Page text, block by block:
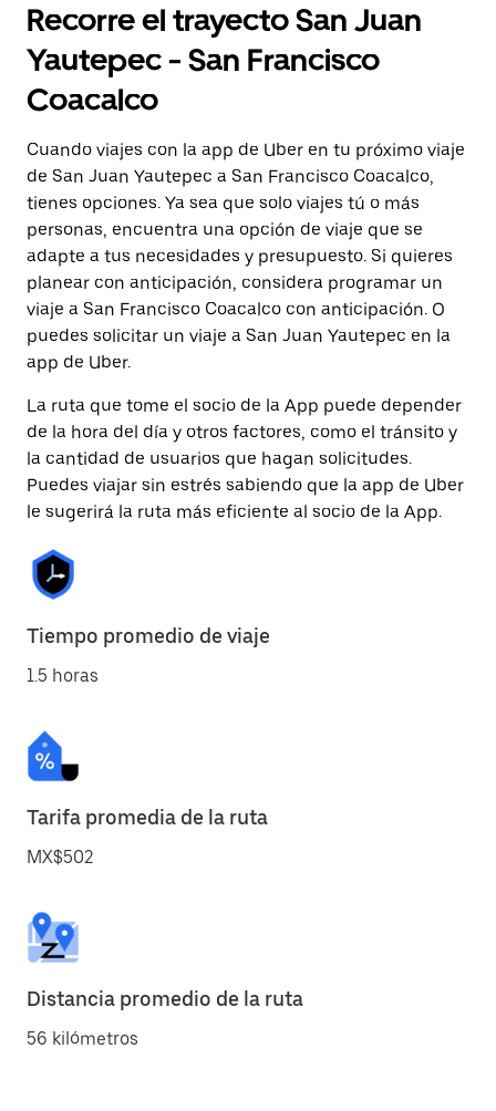
Recorre el trayecto San Juan
Yautepec - San Francisco
Coacalco
Cuando viajes con la app de Uber en tu próximo viaje
de San Juan Yautepec a San Francisco Coacalco,
tienes opciones. Ya sea que solo viajes tú o más
personas, encuentra una opción de viaje que se
adapte a tus necesidades y presupuesto. Si quieres
planear con anticipación, considera programar un
viaje a San Francisco Coacalco con anticipación. O
puedes solicitar un viaje a San Juan Yautepec en la
app de Uber.
La ruta que tome el socio de la App puede depender
de la hora del día y otros factores, como el tránsito y
la cantidad de usuarios que hagan solicitudes.
Puedes viajar sin estrés sabiendo que la app de Uber
le sugerirá la ruta más eficiente al socio de la App.
Tiempo promedio de viaje
1.5 horas
Tarifa promedia de la ruta
MX$502
Distancia promedio de la ruta
56 kilómetros